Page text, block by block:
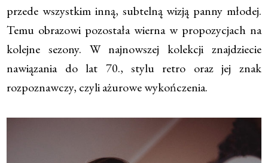
przede wszystkim inną, subtelną wizją panny młodej.
Temu obrazowi pozostała wierna w propozycjach na
kolejne sezony. W najnowszej kolekcji znajdziecie
nawiązania do lat 70., stylu retro oraz jej znak
rozpoznawczy, czyli ażurowe wykończenia.